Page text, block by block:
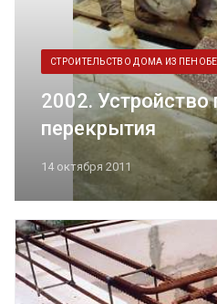
СТРОИТЕЛЬСТВО ДОМА ИЗ
2002. Устройство
перекрытия
14 октября 2011